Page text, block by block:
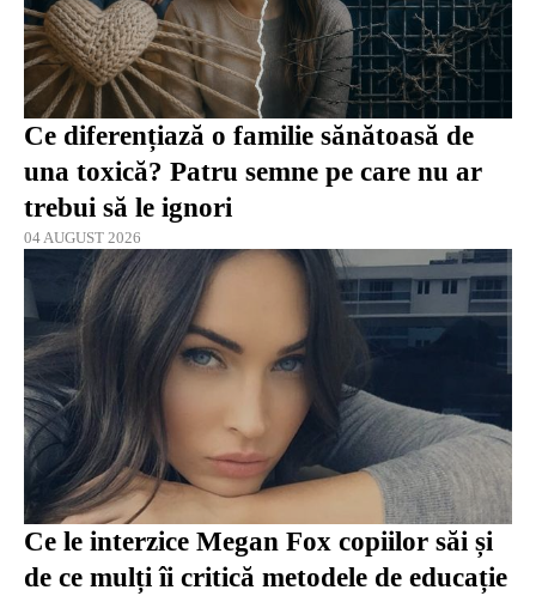
Ce diferențiază o familie sănătoasă de
una toxică? Patru semne pe care nu ar
trebui să le ignori
04 AUGUST 2026
Ce le interzice Megan Fox copiilor săi și
de ce mulți îi critică metodele de educație